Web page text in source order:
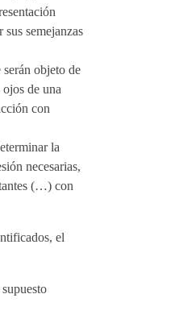
semejanzas
objeto de
de una
con
la
necesarias,
(…) con
el